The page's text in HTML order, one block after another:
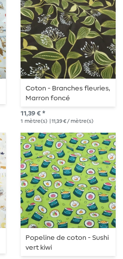
Coton - Branches fleuries,
Marron foncé
11,39 € *
1 mètre(s) | 11,39 € / mètre(s)
Popeline de coton - Sushi
vert kiwi